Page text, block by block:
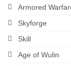
Armored
Skyforge
Skill
Age of Wulin